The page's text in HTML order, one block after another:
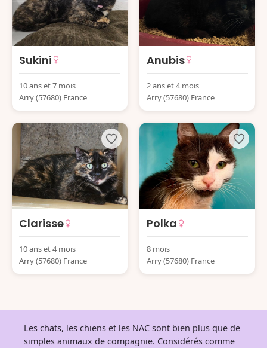
Sukini
10 ans et 7 mois
Arry (57680) France
Anubis
2 ans et 4 mois
Arry (57680) France
Clarisse
10 ans et 4 mois
Arry (57680) France
Polka
8 mois
Arry (57680) France
Les chats, les chiens et les NAC sont bien plus que de
simples animaux de compagnie. Considérés comme